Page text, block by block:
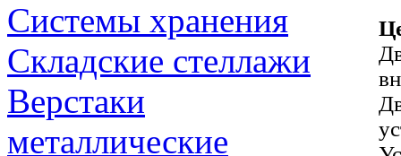
Системы хранения
Складские стеллажи
Верстаки
металлические